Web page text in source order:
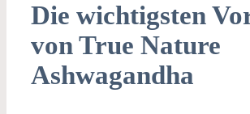
Die wichtigsten
von True Nature
Ashwagandha